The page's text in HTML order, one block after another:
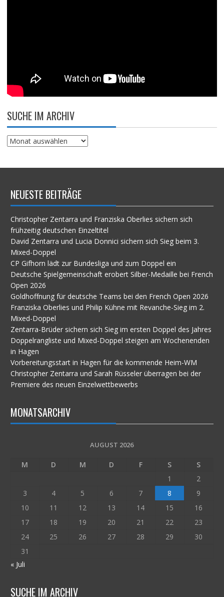
SUCHE IM ARCHIV
Suche
NEUESTE BEITRÄGE
Christopher Zentarra und Franziska Oberlies sichern sich
frühzeitig deutschen Einzeltitel
David Zentarra und Lucia Donnici sichern sich Sieg beim 3.
Mixed-Doppel
CP Gifhorn lädt zur Bundesliga und zum Doppel ein
Deutsche Spielgemeinschaft erobert Silber-Medaille bei French
Open 2026
Goldhoffnung für deutsche Teams bei den French Open 2026
Franziska Oberlies und Philip Kühne mit Revanche-Sieg im 2.
Mixed-Doppel
Zentarra-Brüder sichern sich Sieg im ersten Doppel des Jahres
Doppelrangliste und Mixed-Doppel steigen am Wochenenden
in Hagen
Vorbereitungsstart in Hagen für die kommende Heim-WM
Christopher Zentarra und Sarah Rüsseler überragen bei der
Premiere des neuen Einzelwettbewerbs
MONATSARCHIV
AUGUST 2026
M D M D F S
S
1
2
3
4 5 6 7 8
9
10
11 12 13 14 15
16
17
18 19 20 21 22
23
24
25 26 27 28 29
30
31
« Juli
SUCHE IM ARCHIV